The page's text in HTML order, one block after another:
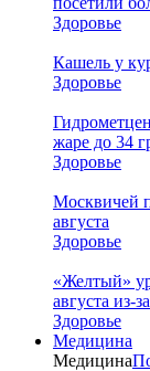
Здоровье
Кашель у
Здоровье
жаре до 34
Здоровье
Москвичей
августа
Здоровье
«Желтый»
августа из-
Здоровье
Медицина
Медицина